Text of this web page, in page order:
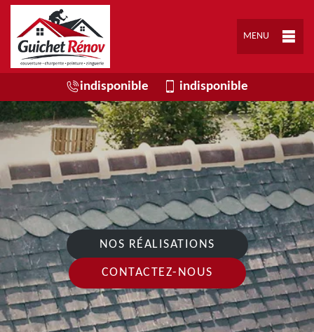
MENU
indisponible indisponible
NOS RÉALISATIONS
CONTACTEZ-NOUS